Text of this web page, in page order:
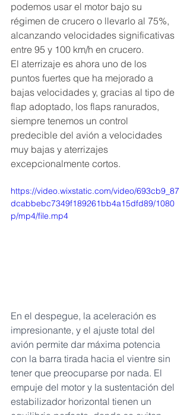
podemos usar el motor bajo su
régimen de crucero o llevarlo al 75%,
alcanzando velocidades significativas
entre 95 y 100 km/h en crucero.
El aterrizaje es ahora uno de los
puntos fuertes que ha mejorado a
bajas velocidades y, gracias al tipo de
flap adoptado, los flaps ranurados,
siempre tenemos un control
predecible del avión a velocidades
muy bajas y aterrizajes
excepcionalmente cortos.
https://video.wixstatic.com/video/693cb9_87
dcabbebc7349f189261bb4a15dfd89/1080
p/mp4/file.mp4
En el despegue, la aceleración es
impresionante, y el ajuste total del
avión permite dar máxima potencia
con la barra tirada hacia el vientre sin
tener que preocuparse por nada. El
empuje del motor y la sustentación del
estabilizador horizontal tienen un